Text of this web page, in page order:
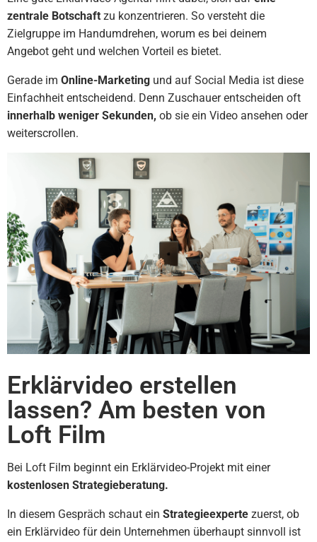
zentrale Botschaft zu konzentrieren. So versteht die
Zielgruppe im Handumdrehen, worum es bei deinem
Angebot geht und welchen Vorteil es bietet.
Gerade im Online-Marketing und auf Social Media ist diese
Einfachheit entscheidend. Denn Zuschauer entscheiden oft
innerhalb weniger Sekunden, ob sie ein Video ansehen oder
weiterscrollen.
Erklärvideo erstellen
lassen? Am besten von
Loft Film
Bei Loft Film beginnt ein Erklärvideo-Projekt mit einer
kostenlosen Strategieberatung.
In diesem Gespräch schaut ein Strategieexperte zuerst, ob
ein Erklärvideo für dein Unternehmen überhaupt sinnvoll ist